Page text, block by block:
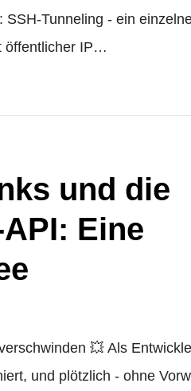
Tunneling - ein
öffentlicher IP…
und die
Eine
💥 Als
und plötzlich - ohne